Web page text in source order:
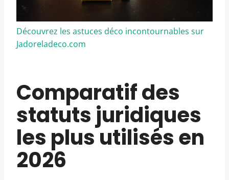
Découvrez les astuces déco incontournables sur
Jadoreladeco.com
Comparatif des
statuts juridiques
les plus utilisés en
2026